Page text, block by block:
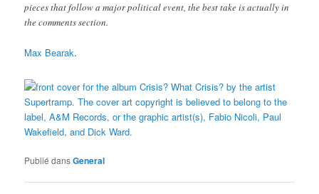
pieces that follow a major political event, the best take is actually in
the comments section.
Max Bearak.
Publié dansGeneral